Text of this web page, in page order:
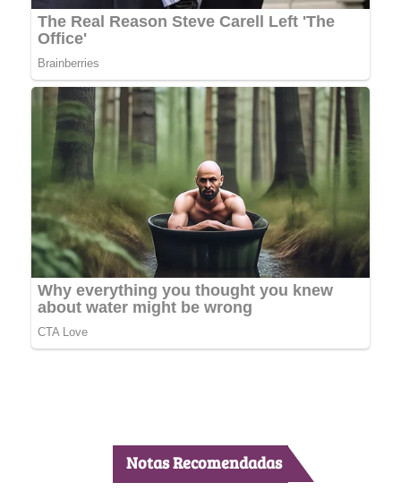
Notas Recomendadas